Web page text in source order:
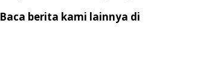
Baca berita kami lainnya di